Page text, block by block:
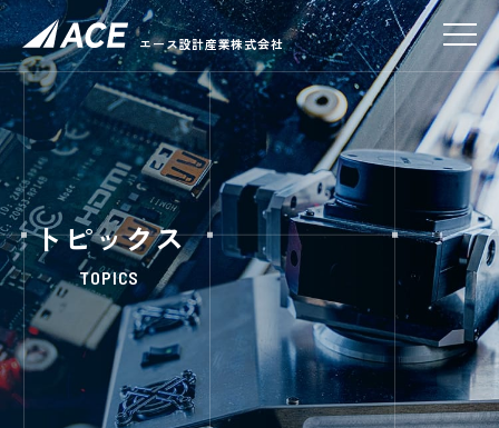
エース設計産業株式会社
トピックス
TOPICS